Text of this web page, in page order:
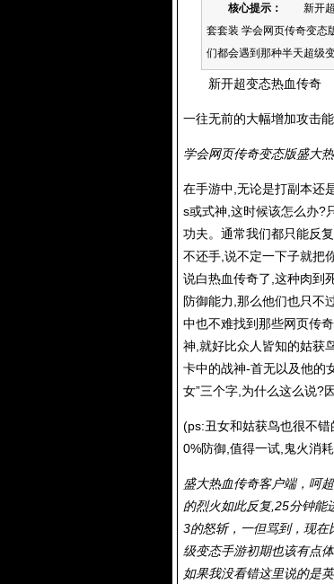
核心提示：
新开超
套套装 学会网页传奇变态
们都会遇到那种半天超级
新开超变态热血传奇
一往无前的大幅增加攻击
学会网页传奇变态版盛大
在手游中,无论是打副本还
s或式神,这时候该怎么办?
功夫。通常我们都只能反
不还手,说不定一下子就把
说白热血传奇了,这种肉到
防御能力,那么他们也只不
中也不难找到那些网页传
神,就好比众人皆知的姑获
卡中的战神-首无以及他的
女”三个字,为什么这么说?
(ps:丑女和姑获鸟也很不
0%防御,值得一试,鬼火消
盛大热血传奇客户端，呵
的烈火如此反复,25分钟能
3的怒斩，一但骂到，现在
级变态手游初期也该有点
如果我没看错这里说的是